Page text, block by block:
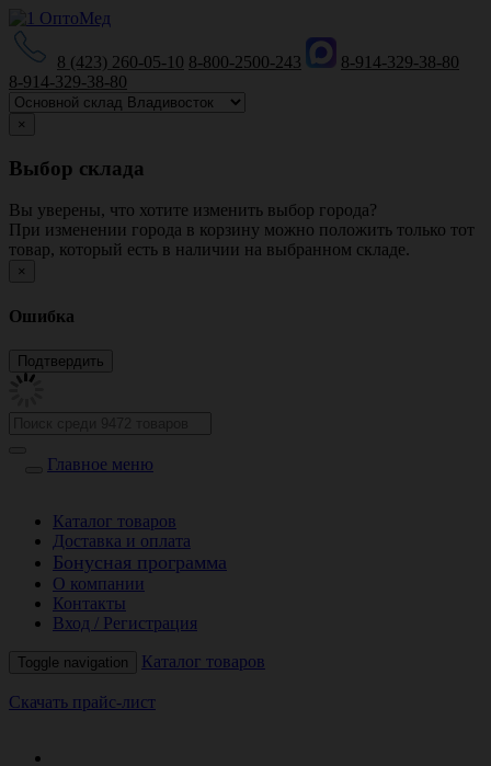
8 (423) 260-05-10 8-800-2500-243
8-914-329-38-80
8-914-329-38-80
×
Выбор склада
Вы уверены, что хотите изменить выбор города?
При изменении города в корзину можно положить только тот
товар, который есть в наличии на выбранном складе.
×
Ошибка
Главное меню
Каталог товаров
Доставка и оплата
Бонусная программа
О компании
Контакты
Вход / Регистрация
Toggle navigation Каталог товаров
Скачать прайс-лист